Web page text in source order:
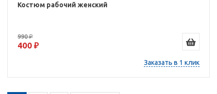
Костюм рабочий женский
990 ₽
400 ₽
Заказать в 1 клик